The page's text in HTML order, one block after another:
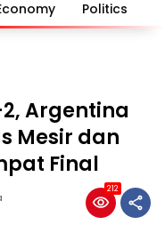
Politics
Argentina
Mesir dan
Final
212